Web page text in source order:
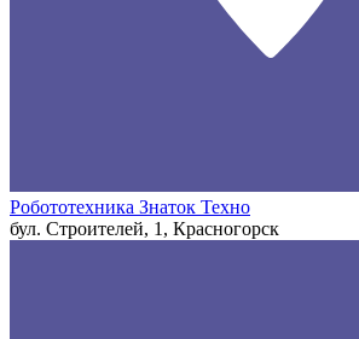
Робототехника Знаток Техно
бул. Строителей, 1, Красногорск